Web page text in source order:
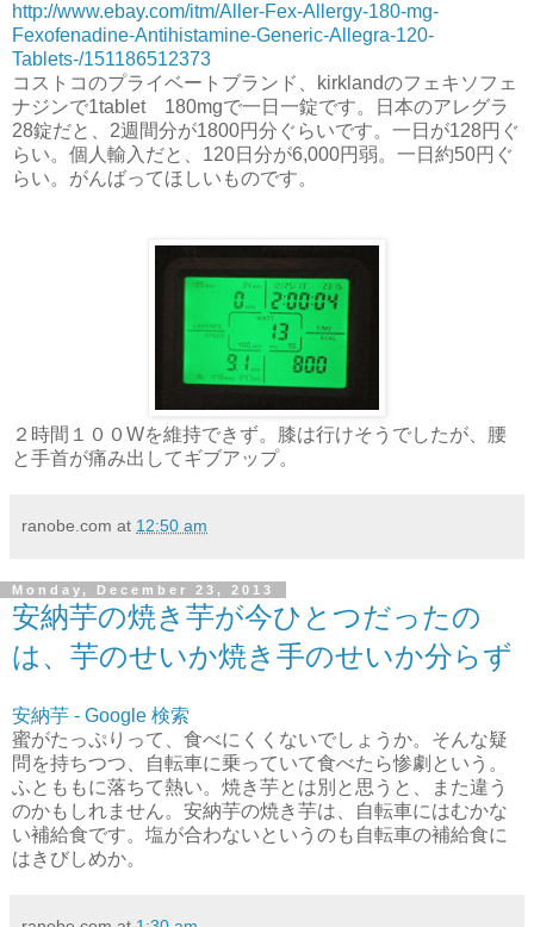
http://www.ebay.com/itm/Aller-Fex-Allergy-180-mg-
Fexofenadine-Antihistamine-Generic-Allegra-120-
Tablets-/151186512373
コストコのプライベートブランド、kirklandのフェキソフェ
ナジンで1tablet 180mgで一日一錠です。日本のアレグラ
28錠だと、2週間分が1800円分ぐらいです。一日が128円ぐ
らい。個人輸入だと、120日分が6,000円弱。一日約50円ぐ
らい。がんばってほしいものです。
２時間１００Wを維持できず。膝は行けそうでしたが、腰
と手首が痛み出してギブアップ。
ranobe.com at 12:50 am
Monday, December 23, 2013
安納芋の焼き芋が今ひとつだったの
は、芋のせいか焼き手のせいか分らず
安納芋 - Google 検索
蜜がたっぷりって、食べにくくないでしょうか。そんな疑
問を持ちつつ、自転車に乗っていて食べたら惨劇という。
ふとももに落ちて熱い。焼き芋とは別と思うと、また違う
のかもしれません。安納芋の焼き芋は、自転車にはむかな
い補給食です。塩が合わないというのも自転車の補給食に
はきびしめか。